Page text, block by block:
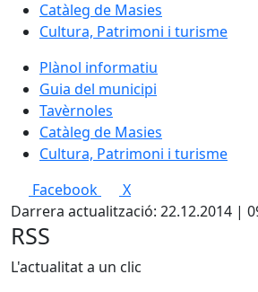
Catàleg de Masies
Cultura, Patrimoni i turisme
Plànol informatiu
Guia del municipi
Tavèrnoles
Catàleg de Masies
Cultura, Patrimoni i turisme
Facebook
X
Darrera actualització: 22.12.2014 |
RSS
L'actualitat a un clic